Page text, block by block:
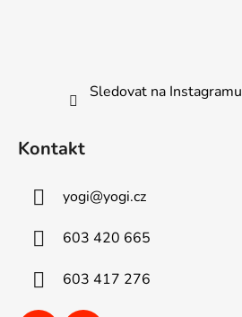
Sledovat na Instagramu
Kontakt
yogi@yogi.cz
603 420 665
603 417 276